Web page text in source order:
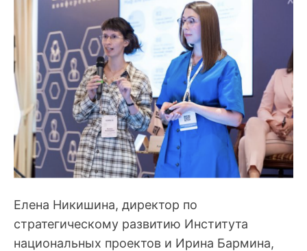
Елена Никишина, директор по
стратегическому развитию Института
национальных проектов и Ирина Бармина,